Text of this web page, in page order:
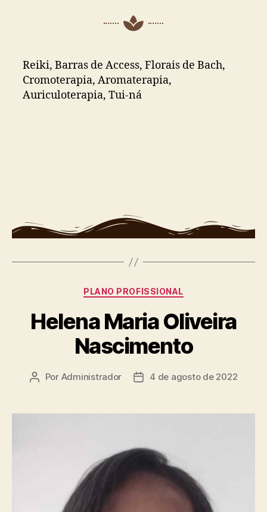
Reiki, Barras de Access, Florais de Bach,
Cromoterapia, Aromaterapia,
Auriculoterapia, Tui-ná
PLANO PROFISSIONAL
Helena Maria Oliveira
Nascimento
Por Administrador 4 de agosto de 2022